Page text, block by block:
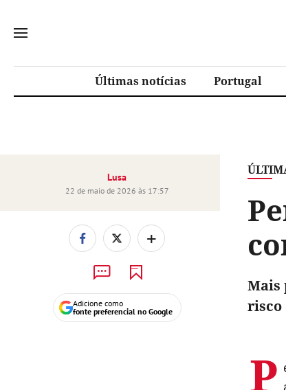
Últimas notícias Portugal
Lusa
22 de maio de 2026 às 17:57
+
Adicione como
fonte preferencial no Google
Mais
risco
P